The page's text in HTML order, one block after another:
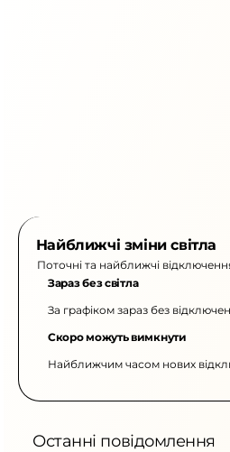
Найближчі зміни світла
Поточні та найближчі
Зараз без світла
За графіком зараз без
Скоро можуть вимкнути
Найближчим часом нових
Останні повідомлення